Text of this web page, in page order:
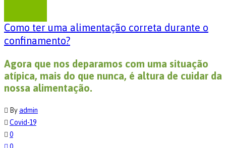
Como ter uma alimentação correta durante o
confinamento?
Agora que nos deparamos com uma situação
atípica, mais do que nunca, é altura de cuidar da
nossa alimentação.
Byadmin
Covid-19
0
0